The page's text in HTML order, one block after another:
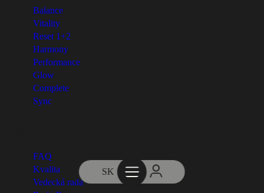
SK
Balance
Vitality
Reset 1+2
Harmony
Performance
Glow
Complete
Sync
FAQ
Kvalita
Vedecká rada